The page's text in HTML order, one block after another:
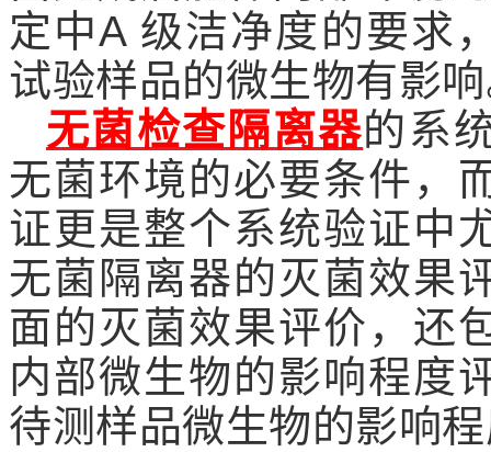
定中A 级洁净度的要求
试验样品的微生物有影
无菌检查隔离器的系
无菌环境的必要条件，
证更是整个系统验证中
无菌隔离器的灭菌效果
面的灭菌效果评价，还
内部微生物的影响程度
待测样品微生物的影响